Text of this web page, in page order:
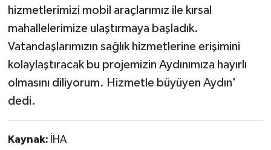
hizmetlerimizi mobil araçlarımız ile kırsal
mahallelerimize ulaştırmaya başladık.
Vatandaşlarımızın sağlık hizmetlerine erişimini
kolaylaştıracak bu projemizin Aydınımıza hayırlı
olmasını diliyorum. Hizmetle büyüyen Aydın'
dedi.
Kaynak: İHA